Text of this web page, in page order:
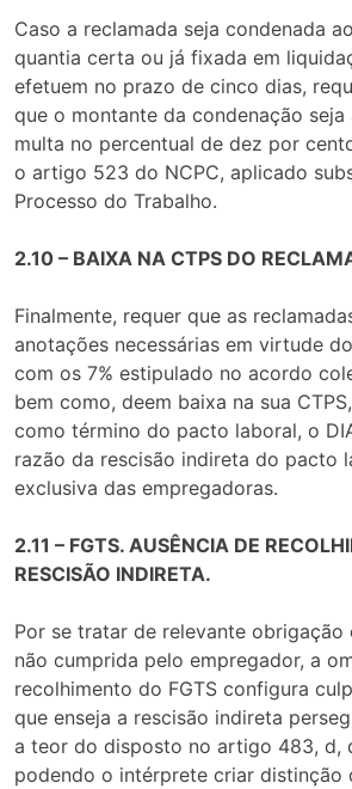
Caso a reclamada seja condenada
quantia certa ou já fixada em
efetuem no prazo de cinco dias,
que o montante da condenação
multa no percentual de dez por
o artigo 523 do NCPC, aplicado
Processo do Trabalho.
2.10 – BAIXA NA CTPS DO
Finalmente, requer que as
anotações necessárias em virtude
com os 7% estipulado no acordo
bem como, deem baixa na sua
como término do pacto laboral, o
razão da rescisão indireta do pacto
exclusiva das empregadoras.
2.11 – FGTS. AUSÊNCIA DE
RESCISÃO INDIRETA.
Por se tratar de relevante obrigação
não cumprida pelo empregador, a
recolhimento do FGTS configura
que enseja a rescisão indireta
a teor do disposto no artigo 483, d,
podendo o intérprete criar distinção